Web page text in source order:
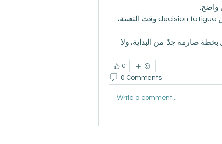
واضح.
0
0 Comments
Write a comment...